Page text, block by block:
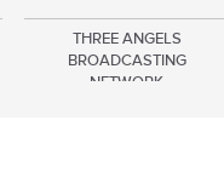
THREE ANGELS
BROADCASTING
NETWORK